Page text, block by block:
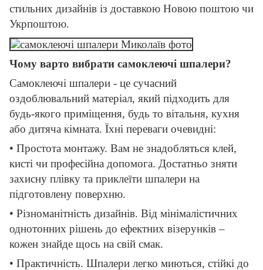
стильних дизайнів із доставкою Новою поштою чи
Укрпоштою.
Чому варто вибрати самоклеючі шпалери?
Самоклеючі шпалери - це сучасний
оздоблювальний матеріал, який підходить для
будь-якого приміщення, будь то вітальня, кухня
або дитяча кімната. Їхні переваги очевидні:
• Простота монтажу. Вам не знадобляться клей,
кисті чи професійна допомога. Достатньо зняти
захисну плівку та приклеїти шпалери на
підготовлену поверхню.
• Різноманітність дизайнів. Від мінімалістичних
однотонних рішень до ефектних візерунків –
кожен знайде щось на свій смак.
• Практичність. Шпалери легко миються, стійкі до